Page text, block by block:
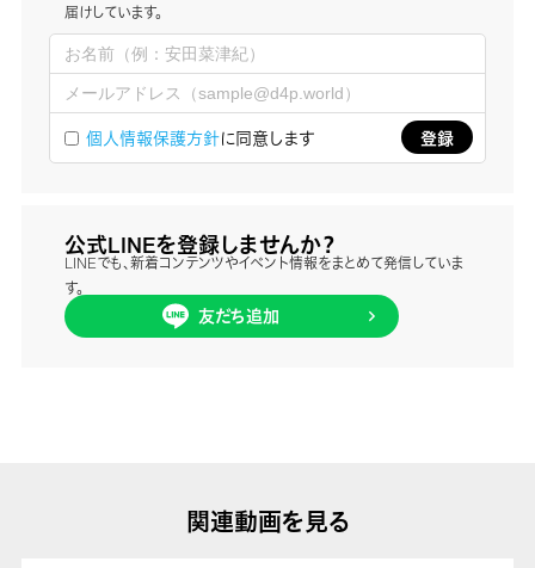
届けしています。
個人情報保護方針に同意します
公式LINEを登録しませんか？
LINEでも、新着コンテンツやイベント情報をまとめて発信していま
す。
友だち追加
関連動画を見る